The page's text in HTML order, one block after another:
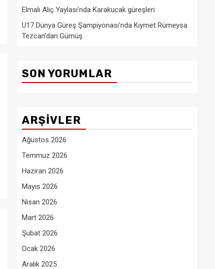
Elmalı Alıç Yaylası’nda Karakucak güreşleri
U17 Dünya Güreş Şampiyonası’nda Kıymet Rümeysa
Tezcan’dan Gümüş
SON YORUMLAR
ARŞIVLER
Ağustos 2026
Temmuz 2026
Haziran 2026
Mayıs 2026
Nisan 2026
Mart 2026
Şubat 2026
Ocak 2026
Aralık 2025